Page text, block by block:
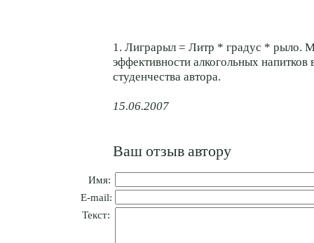
1. Лиграрыл = Литр * градус * рыло.
эффективности алкогольных напитков
студенчества автора.
15.06.2007
Ваш отзыв автору
Имя:
E-mail:
Текст: